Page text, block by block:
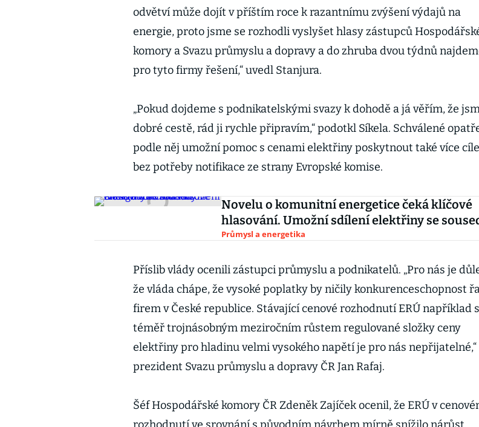
odvětví může dojít v příštím roce k razantnímu zvýšení výdajů na
energie, proto jsme se rozhodli vyslyšet hlasy zástupců
komory a Svazu průmyslu a dopravy a do zhruba dvou týdnů
pro tyto firmy řešení,“ uvedl Stanjura.
„Pokud dojdeme s podnikatelskými svazy k dohodě a já věřím, že
dobré cestě, rád ji rychle připravím,“ podotkl Síkela. Schválené
podle něj umožní pomoc s cenami elektřiny poskytnout také více
bez potřeby notifikace ze strany Evropské komise.
Novelu o komunitní energetice čeká klíčové
hlasování. Umožní sdílení elektřiny se
Průmysl a energetika
Příslib vlády ocenili zástupci průmyslu a podnikatelů. „Pro nás je
že vláda chápe, že vysoké poplatky by ničily konkurenceschopnost
firem v České republice. Stávající cenové rozhodnutí ERÚ například s
téměř trojnásobným meziročním růstem regulované složky ceny
elektřiny pro hladinu velmi vysokého napětí je pro nás
prezident Svazu průmyslu a dopravy ČR Jan Rafaj.
Šéf Hospodářské komory ČR Zdeněk Zajíček ocenil, že ERÚ v